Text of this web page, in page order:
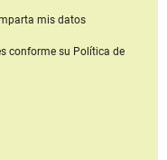
mis datos
conforme su Política de